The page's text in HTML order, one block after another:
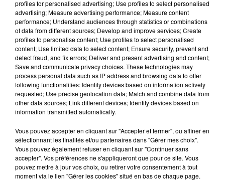
rémois. Le magasin JouéClub est contraint de
fermer ses portes.
TITRES DIFFUSÉS
17h25
17h25
MYLES SMITH & NIALL HORAN
Drive Safe
17h21
17h21
TAYLOR SWIFT
Shake It Off
profiles for personalised advertising; Use profiles to select personalised
advertising; Measure advertising performance; Measure content
performance; Understand audiences through statistics or combinations
of data from different sources; Develop and improve services; Create
profiles to personalise content; Use profiles to select personalised
content; Use limited data to select content; Ensure security, prevent and
detect fraud, and fix errors; Deliver and present advertising and content;
Save and communicate privacy choices. These technologies may
process personal data such as IP address and browsing data to offer
following functionalities: Identify devices based on information actively
requested; Use precise geolocation data; Match and combine data from
other data sources; Link different devices; Identify devices based on
information transmitted automatically.
Vous pouvez accepter en cliquant sur "Accepter et fermer", ou affiner en
sélectionnant les finalités et/ou partenaires dans "Gérer mes choix".
Vous pouvez également refuser en cliquant sur "Continuer sans
accepter". Vos préférences ne s'appliqueront que pour ce site. Vous
pouvez mettre à jour vos choix, ou retirer votre consentement à tout
moment via le lien "Gérer les cookies" situé en bas de chaque page.